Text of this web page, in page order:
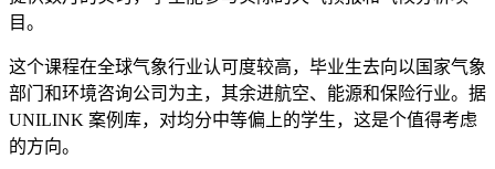
目。
这个课程在全球气象行业认可度较高，毕业生去向以国家气象
部门和环境咨询公司为主，其余进航空、能源和保险行业。据
UNILINK 案例库，对均分中等偏上的学生，这是个值得考虑
的方向。